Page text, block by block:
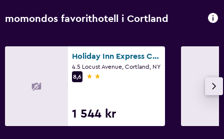
momondos favorithotell i Cortland
Holiday Inn Express Cortland By IHG
4.5 Locust Avenue, Cortland, NY
8,6
2 stjärnor
1 544 kr